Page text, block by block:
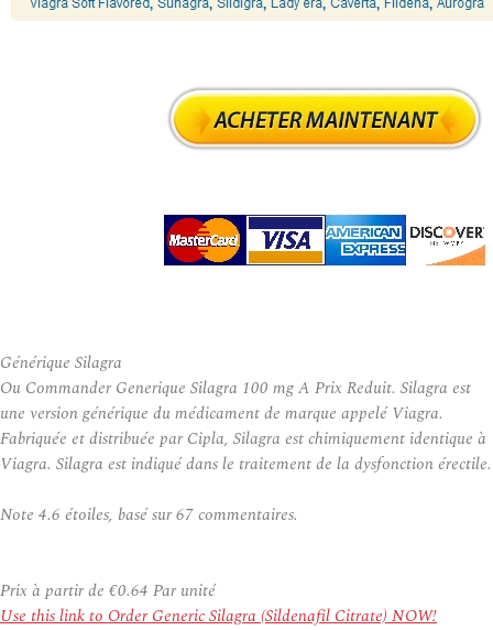
Générique Silagra
Ou Commander Generique Silagra 100 mg A Prix Reduit. Silagra est
une version générique du médicament de marque appelé Viagra.
Fabriquée et distribuée par Cipla, Silagra est chimiquement identique à
Viagra. Silagra est indiqué dans le traitement de la dysfonction érectile.
Note 4.6 étoiles, basé sur67commentaires.
Prix à partir de €0.64 Par unité
Use this link to Order Generic Silagra (Sildenafil Citrate) NOW!